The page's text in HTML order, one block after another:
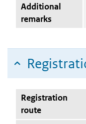
Additional
remarks
Registration
route